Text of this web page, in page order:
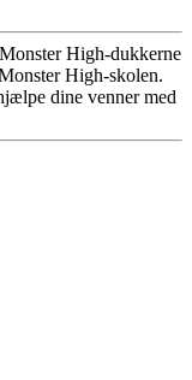
High-dukkerne
High-skolen.
dine venner med